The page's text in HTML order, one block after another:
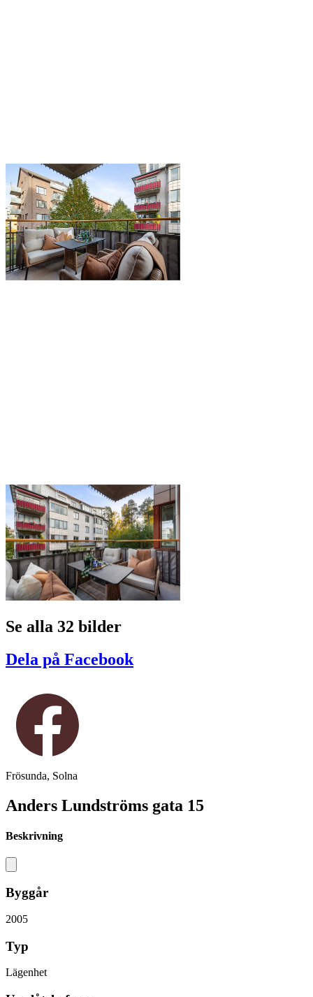
Se alla 32 bilder
Dela på Facebook
Frösunda, Solna
Anders Lundströms gata 15
Beskrivning
Byggår
2005
Typ
Lägenhet